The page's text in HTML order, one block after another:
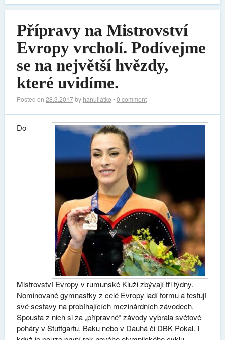
Přípravy na Mistrovství
Evropy vrcholí. Podívejme
se na největší hvězdy,
které uvidíme.
Posted on 28.3.2017by hanuliatko •0 comment
Do
Mistrovství Evropy v rumunské Kluži zbývají tři týdny.
Nominované gymnastky z celé Evropy ladí formu a testují
své sestavy na probíhajících mezinárdních závodech.
Spousta z nich si za „přípravné“ závody vybrala světové
poháry v Stuttgartu, Baku nebo v Dauhá či DBK Pokal. I